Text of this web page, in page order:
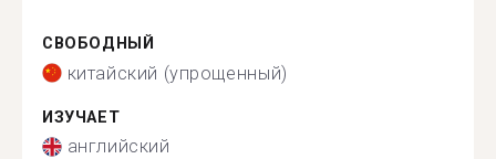
СВОБОДНЫЙ
китайский (упрощенный)
ИЗУЧАЕТ
английский